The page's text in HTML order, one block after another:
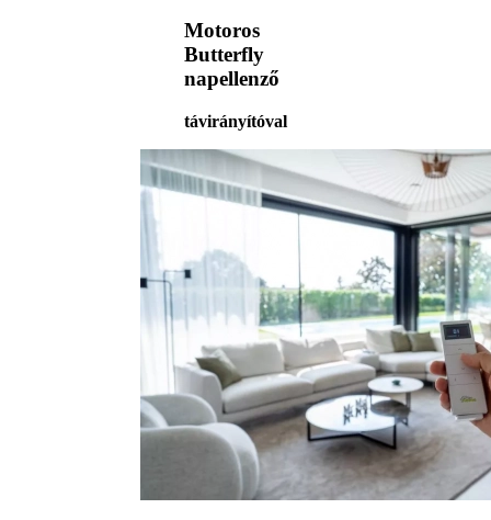
Motoros
Butterfly
napellenző
távirányítóval